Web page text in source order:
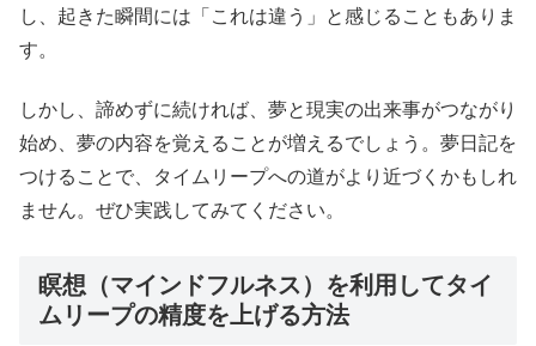
し、起きた瞬間には「これは違う」と感じることもありま
す。
しかし、諦めずに続ければ、夢と現実の出来事がつながり
始め、夢の内容を覚えることが増えるでしょう。夢日記を
つけることで、タイムリープへの道がより近づくかもしれ
ません。ぜひ実践してみてください。
瞑想（マインドフルネス）を利用してタイ
ムリープの精度を上げる方法